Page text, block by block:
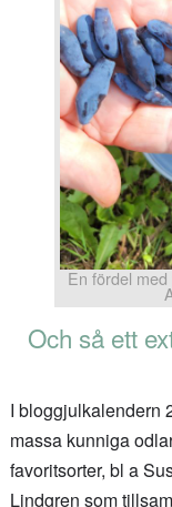
En fördel
Och så ett
I bloggjulkalendern
massa kunniga
favoritsorter, bl a
Lindgren som